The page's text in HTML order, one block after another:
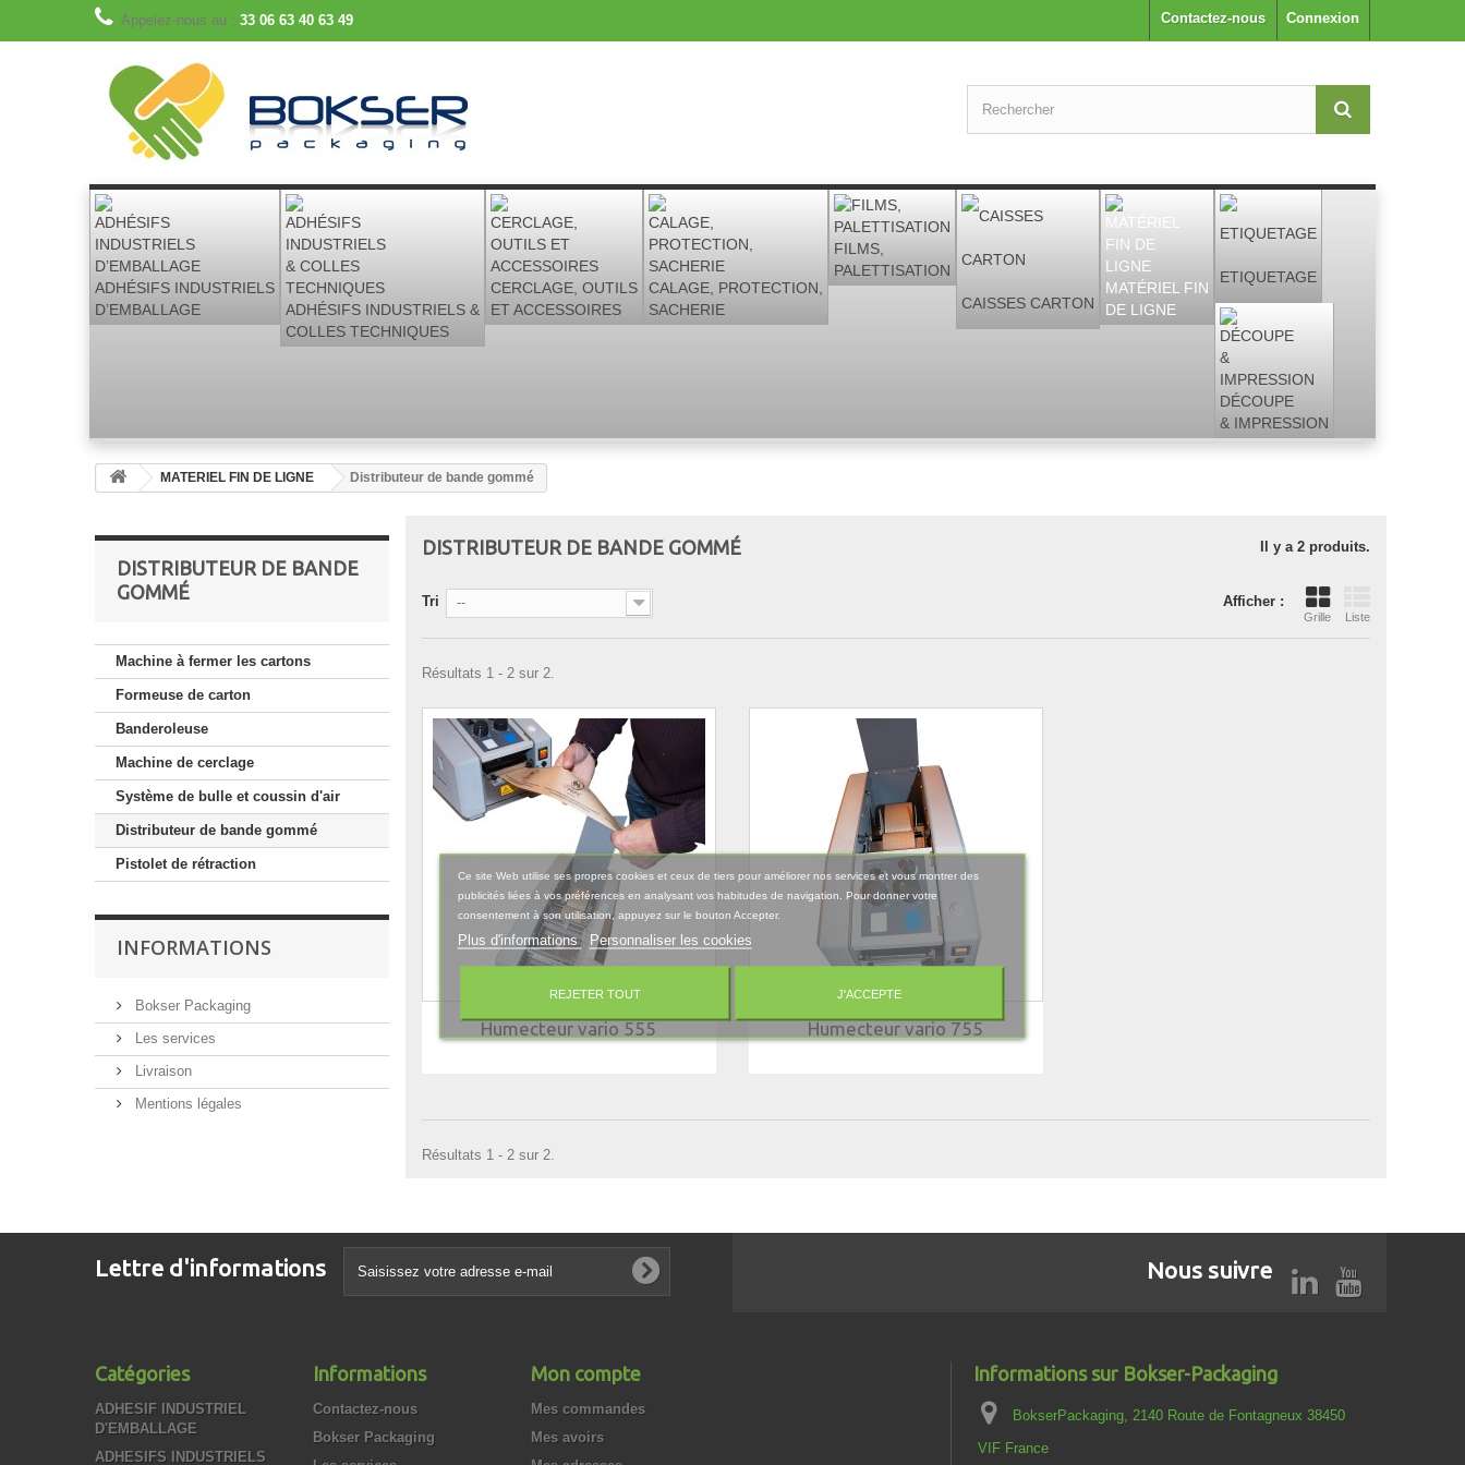
Connexion
Contactez-nous
Appelez-nous au : 33 06 63 40 63 49
ADHÉSIFS INDUSTRIELS
D’EMBALLAGE
ADHÉSIFS INDUSTRIELS &
COLLES TECHNIQUES
CERCLAGE, OUTILS
ET ACCESSOIRES
CALAGE, PROTECTION,
SACHERIE
FILMS,
PALETTISATION
CAISSES CARTON
MATÉRIEL FIN
DE LIGNE
ETIQUETAGE
DÉCOUPE
& IMPRESSION
MATERIEL FIN DE LIGNE Distributeur de bande gommé
DISTRIBUTEUR DE BANDE
GOMMÉ
Machine à fermer les cartons
Formeuse de carton
Banderoleuse
Machine de cerclage
Système de bulle et coussin d'air
Distributeur de bande gommé
Pistolet de rétraction
INFORMATIONS
Bokser Packaging
Les services
Livraison
Mentions légales
DISTRIBUTEUR DE BANDE GOMMÉ Il y a 2 produits.
Afficher :
Grille Liste
Tri --
Résultats 1 - 2 sur 2.
Humecteur vario 555 Humecteur vario 755
Résultats 1 - 2 sur 2.
Lettre d'informations Nous suivre
Catégories
ADHESIF INDUSTRIEL
D'EMBALLAGE
ADHESIFS INDUSTRIELS
Informations
Contactez-nous
Bokser Packaging
Mon compte
Mes commandes
Mes avoirs
Informations sur Bokser-Packaging
BokserPackaging, 2140 Route de Fontagneux 38450
VIF France
Ce site Web utilise ses propres cookies et ceux de tiers pour améliorer nos services et vous montrer des
publicités liées à vos préférences en analysant vos habitudes de navigation. Pour donner votre
consentement à son utilisation, appuyez sur le bouton Accepter.
Plus d'informations Personnaliser les cookies
REJETER TOUT J'ACCEPTE